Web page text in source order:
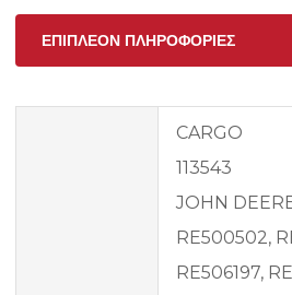
ΕΠΙΠΛΈΟΝ ΠΛΗΡΟΦΟΡΊΕΣ
CARGO
113543
JOHN
RE500502,
RE506197,